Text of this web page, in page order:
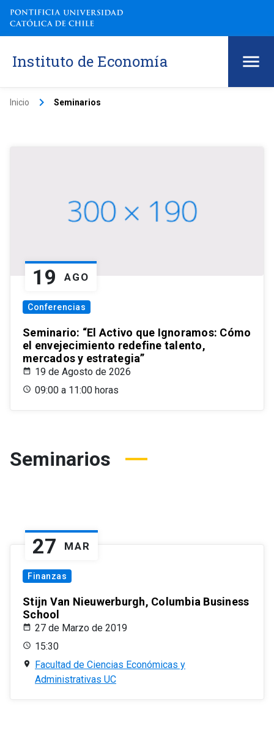
Instituto de Economía
Inicio keyboard_arrow_right Seminarios
19 AGO
Conferencias
Seminario: “El Activo que Ignoramos: Cómo
el envejecimiento redefine talento,
mercados y estrategia”
19 de Agosto de 2026
09:00 a 11:00 horas
Seminarios
27 MAR
Finanzas
Stijn Van Nieuwerburgh, Columbia Business
School
27 de Marzo de 2019
15:30
Facultad de Ciencias Económicas y
Administrativas UC